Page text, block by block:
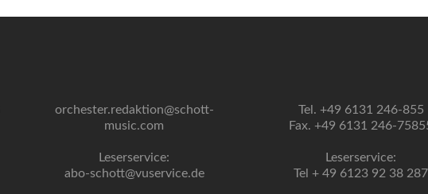
orchester.redaktion@schott-
music.com
Leserservice:
abo-schott@vuservice.de
Tel. +49 6131 246-855
Fax. +49 6131 246-
Leserservice:
Tel + 49 6123 92 38 287